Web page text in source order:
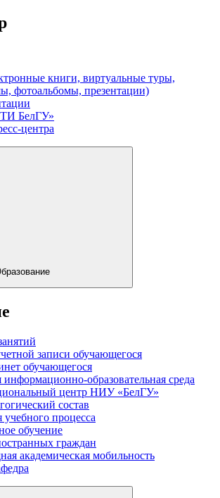
книги, виртуальные туры,
фотоальбомы, презентации)
БелГУ»
центра
записи обучающегося
обучающегося
образовательная среда
центр НИУ «БелГУ»
состав
процесса
обучение
граждан
академическая мобильность